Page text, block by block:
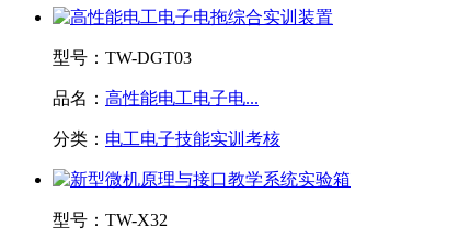
型号： TW-DGT03
品名： 高性能电工电子电...
分类： 电工电子技能实训考核
型号： TW-X32